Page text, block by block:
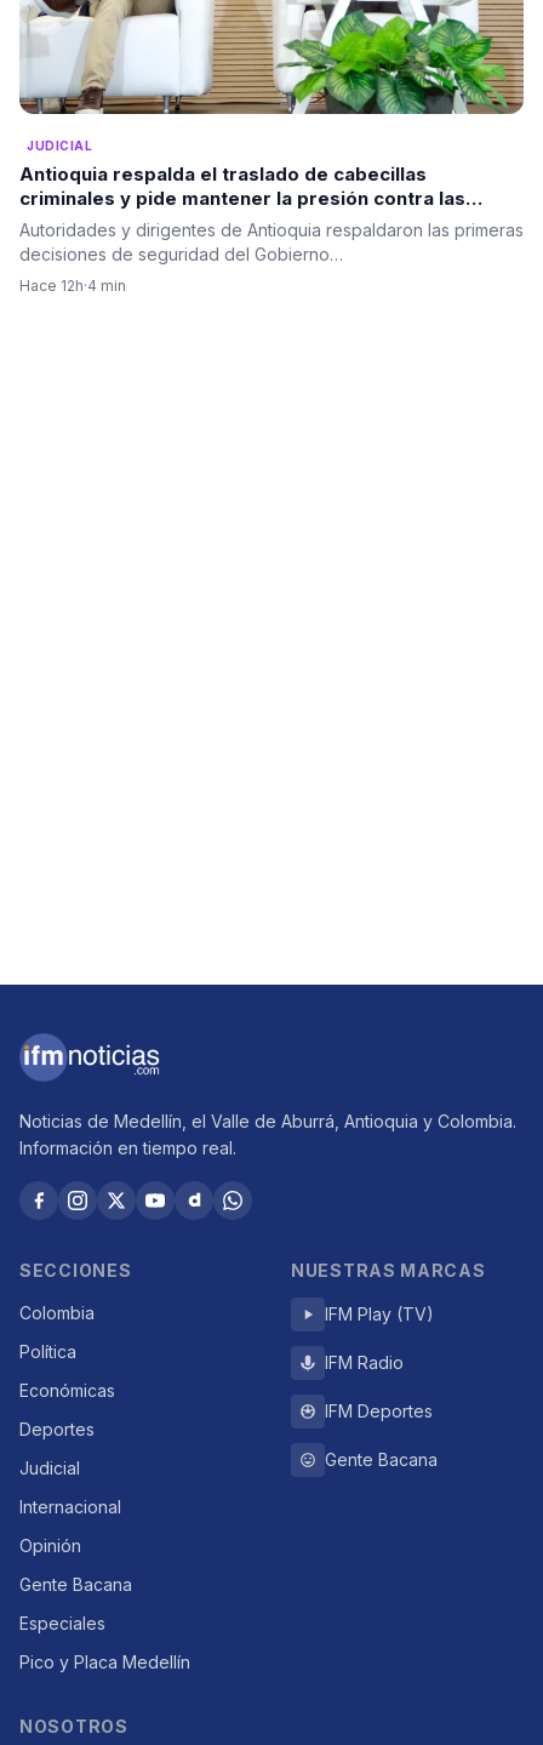
JUDICIAL
Antioquia respalda el traslado de cabecillas
criminales y pide mantener la presión contra las
estructuras ilegales
Autoridades y dirigentes de Antioquia respaldaron las primeras
decisiones de seguridad del Gobierno…
Hace 12h·4 min
Noticias de Medellín, el Valle de Aburrá, Antioquia y Colombia.
Información en tiempo real.
SECCIONES
Colombia
Política
Económicas
Deportes
Judicial
Internacional
Opinión
Gente Bacana
Especiales
Pico y Placa Medellín
NUESTRAS MARCAS
IFM Play (TV)
IFM Radio
IFM Deportes
Gente Bacana
NOSOTROS